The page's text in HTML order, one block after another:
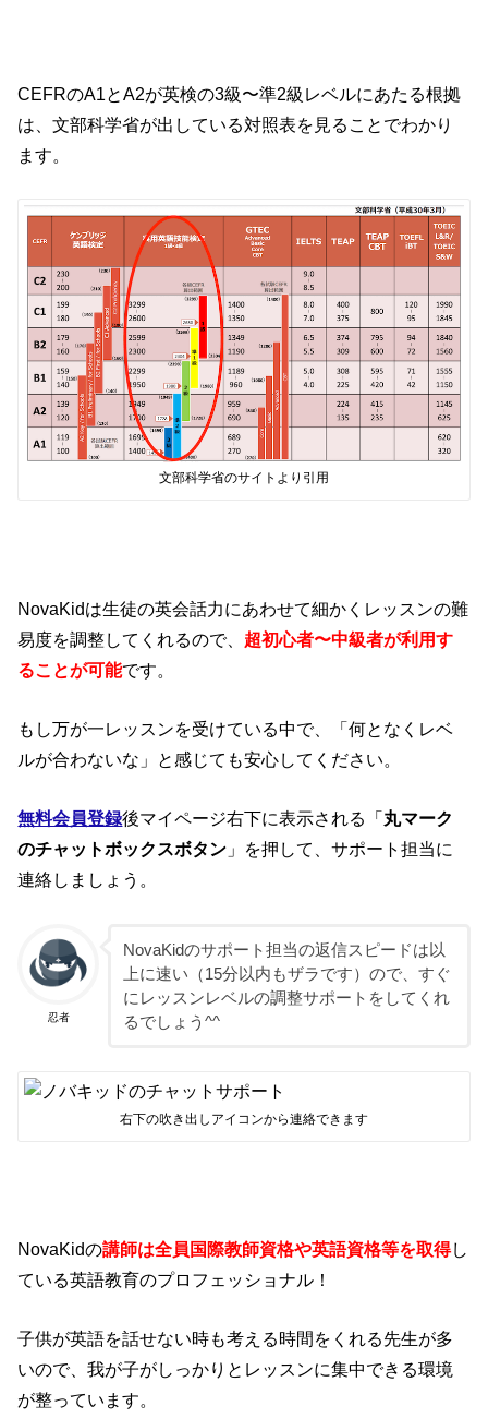
CEFRのA1とA2が英検の3級〜準2級レベルにあたる根拠
は、文部科学省が出している対照表を見ることでわかり
ます。
文部科学省のサイトより引用
NovaKidは生徒の英会話力にあわせて細かくレッスンの難
易度を調整してくれるので、 超初心者〜中級者が利用す
ることが可能です。
もし万が一レッスンを受けている中で、「何となくレベ
ルが合わないな」と感じても安心してください。
無料会員登録後マイページ右下に表示される「丸マーク
のチャットボックスボタン 」を押して、サポート担当に
連絡しましょう。
忍者
NovaKidのサポート担当の返信スピードは以
上に速い（15分以内もザラです）ので、すぐ
にレッスンレベルの調整サポートをしてくれ
るでしょう^^
右下の吹き出しアイコンから連絡できます
NovaKidの講師は全員国際教師資格や英語資格等を取得し
ている英語教育のプロフェッショナル！
子供が英語を話せない時も考える時間をくれる先生が多
いので、我が子がしっかりとレッスンに集中できる環境
が整っています。